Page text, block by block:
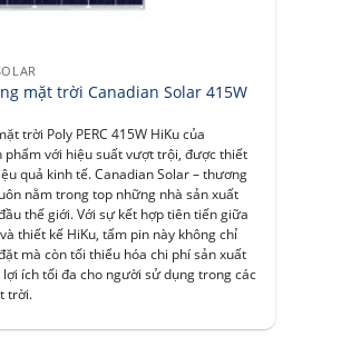
mặt trời Canadian Solar 415W
trời Poly PERC 415W HiKu của
phẩm với hiệu suất vượt trội, được thiết
quả kinh tế. Canadian Solar – thương
nằm trong top những nhà sản xuất
thế giới. Với sự kết hợp tiên tiến giữa
thiết kế HiKu, tấm pin này không chỉ
mà còn tối thiểu hóa chi phí sản xuất
lợi ích tối đa cho người sử dụng trong các
trời.